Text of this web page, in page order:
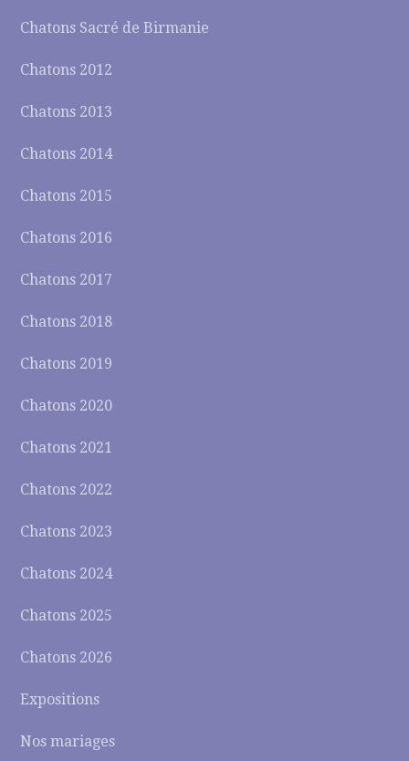
Chatons Sacré de Birmanie
Chatons 2012
Chatons 2013
Chatons 2014
Chatons 2015
Chatons 2016
Chatons 2017
Chatons 2018
Chatons 2019
Chatons 2020
Chatons 2021
Chatons 2022
Chatons 2023
Chatons 2024
Chatons 2025
Chatons 2026
Expositions
Nos mariages